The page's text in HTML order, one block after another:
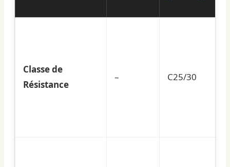
Classe de
Résistance
– C25/30